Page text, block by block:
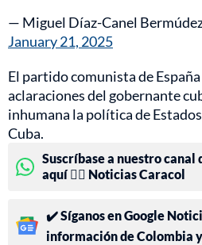
— Miguel Díaz-Canel
January 21, 2025
El partido comunista de
aclaraciones del gobernante
inhumana la política de
Cuba.
Suscríbase a nuestro canal
aquí 👉🏻 Noticias Caracol
✔️ Síganos en Google
información de Colombia